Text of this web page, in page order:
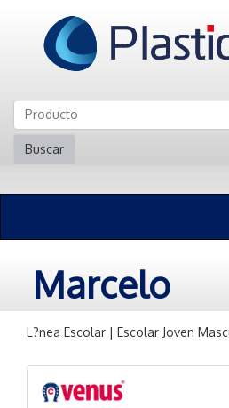
Buscar
Marcelo
L?nea Escolar | Escolar Joven